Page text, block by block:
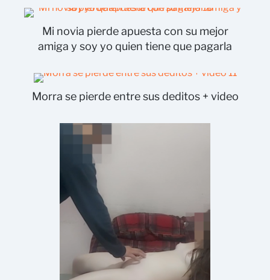
Mi novia pierde apuesta con su mejor
amiga y soy yo quien tiene que pagarla
Morra se pierde entre sus deditos + video